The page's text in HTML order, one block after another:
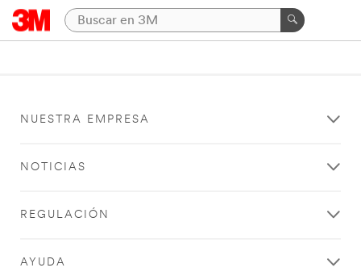
NUESTRA EMPRESA
NOTICIAS
REGULACIÓN
AYUDA